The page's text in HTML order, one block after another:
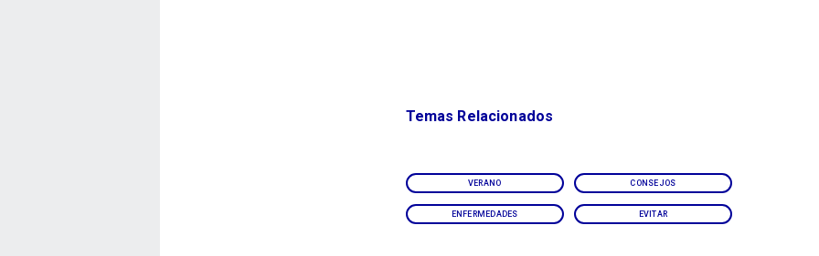
VERANO CONSEJOS
ENFERMEDADES EVITAR
Temas Relacionados